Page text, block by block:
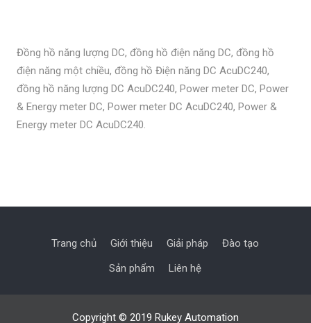
Đồng hồ năng lượng DC, đồng hồ điện năng DC, đồng hồ
điện năng một chiều, đồng hồ Điện năng DC AcuDC240,
đồng hồ năng lượng DC AcuDC240, Power meter DC, Power
& Energy meter DC, Power meter DC AcuDC240, Power &
Energy meter DC AcuDC240.
Trang chủ Giới thiệu Giải pháp
Đào tạo
Sản phẩm
Liên hệ
Copyright © 2019 Rukey Automation